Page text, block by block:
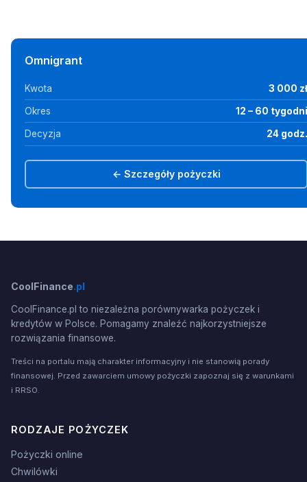
Omnigrant
Kwota 3 000 zł
Okres 12 – 60 tygodni
Decyzja 24 godz.
← Szczegóły pożyczki
CoolFinance.pl
CoolFinance.pl to niezależna porównywarka pożyczek i
kredytów w Polsce. Pomagamy znaleźć najkorzystniejsze
rozwiązania finansowe.
Treści na portalu mają charakter informacyjny i nie stanowią porady
finansowej. Przed zawarciem umowy pożyczki zapoznaj się z warunkami
i RRSO.
RODZAJE POŻYCZEK
Pożyczki online
Chwilówki